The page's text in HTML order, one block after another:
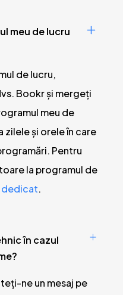
meu de lucru
de lucru,
Bookr și mergeți
meu de
zilele și orele în care
Pentru
la programul de
.
în cazul
ne un mesaj pe